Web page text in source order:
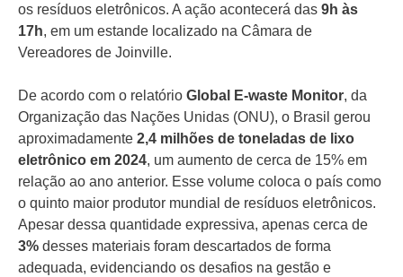
os resíduos eletrônicos. A ação acontecerá das 9h às
17h, em um estande localizado na Câmara de
Vereadores de Joinville.
De acordo com o relatório Global E-waste Monitor, da
Organização das Nações Unidas (ONU), o Brasil gerou
aproximadamente 2,4 milhões de toneladas de lixo
eletrônico em 2024, um aumento de cerca de 15% em
relação ao ano anterior. Esse volume coloca o país como
o quinto maior produtor mundial de resíduos eletrônicos.
Apesar dessa quantidade expressiva, apenas cerca de
3% desses materiais foram descartados de forma
adequada, evidenciando os desafios na gestão e